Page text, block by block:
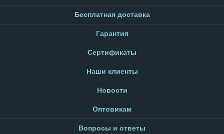
Бесплатная доставка
Гарантия
Сертификаты
Наши клиенты
Новости
Оптовикам
Вопросы и ответы